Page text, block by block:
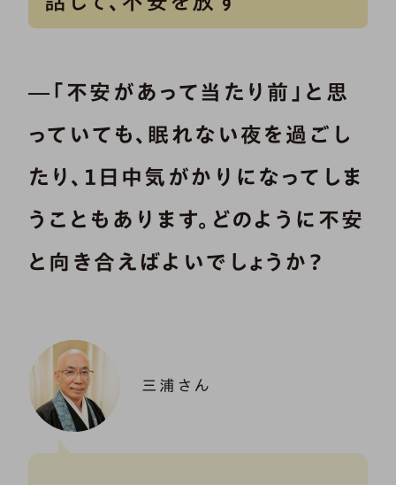
―「不安があって当たり前」と思
っていても、眠れない夜を過ごし
たり、１日中気がかりになってしま
うこともあります。どのように不安
と向き合えばよいでしょうか？
三浦さん